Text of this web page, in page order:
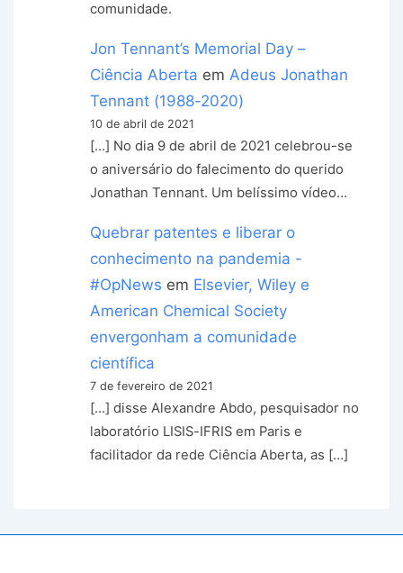
comunidade.
Jon Tennant’s Memorial Day –
Ciência Aberta emAdeus Jonathan
Tennant (1988-2020)
10 de abril de 2021
[…] No dia 9 de abril de 2021 celebrou-se
o aniversário do falecimento do querido
Jonathan Tennant. Um belíssimo vídeo…
Quebrar patentes e liberar o
conhecimento na pandemia -
#OpNews em Elsevier, Wiley e
American Chemical Society
envergonham a comunidade
científica
7 de fevereiro de 2021
[…] disse Alexandre Abdo, pesquisador no
laboratório LISIS-IFRIS em Paris e
facilitador da rede Ciência Aberta, as […]